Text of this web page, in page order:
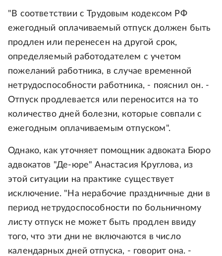
"В соответствии с Трудовым кодексом РФ
ежегодный оплачиваемый отпуск должен быть
продлен или перенесен на другой срок,
определяемый работодателем с учетом
пожеланий работника, в случае временной
нетрудоспособности работника, - пояснил он. -
Отпуск продлевается или переносится на то
количество дней болезни, которые совпали с
ежегодным оплачиваемым отпуском".
Однако, как уточняет помощник адвоката Бюро
адвокатов "Де-юре" Анастасия Круглова, из
этой ситуации на практике существует
исключение. "На нерабочие праздничные дни в
период нетрудоспособности по больничному
листу отпуск не может быть продлен ввиду
того, что эти дни не включаются в число
календарных дней отпуска, - говорит она. -